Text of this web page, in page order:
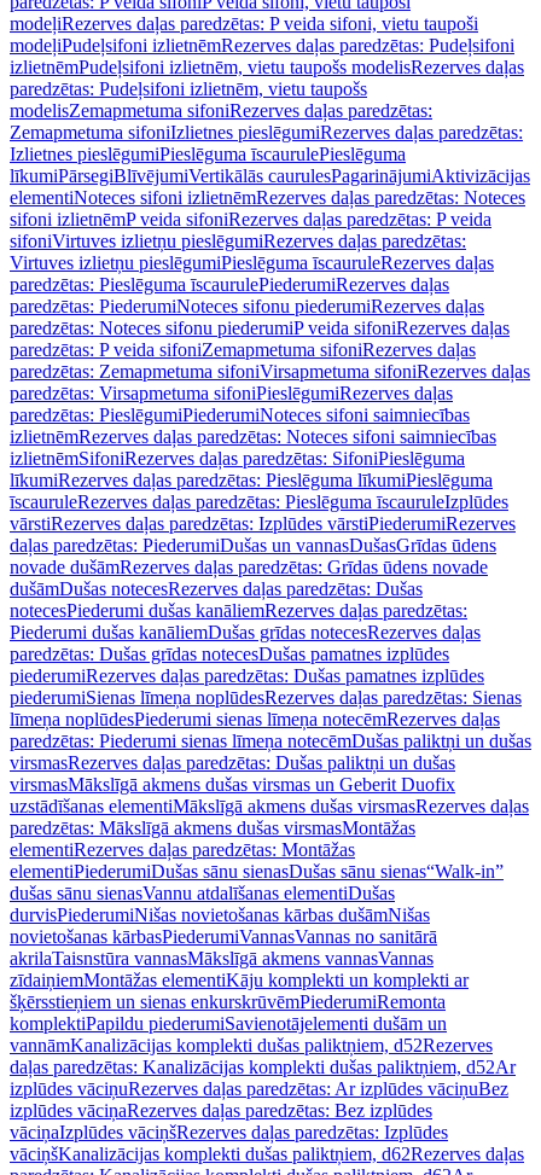
modeļiRezerves daļas paredzētas: P veida sifoni, vietu taupoši
modeļiPudeļsifoni izlietnēmRezerves daļas paredzētas: Pudeļsifoni
izlietnēmPudeļsifoni izlietnēm, vietu taupošs modelisRezerves daļas
paredzētas: Pudeļsifoni izlietnēm, vietu taupošs
modelisZemapmetuma sifoniRezerves daļas paredzētas:
Zemapmetuma sifoniIzlietnes pieslēgumiRezerves daļas paredzētas:
Izlietnes pieslēgumiPieslēguma īscaurulePieslēguma
līkumiPārsegiBlīvējumiVertikālās caurulesPagarinājumiAktivizācijas
elementiNoteces sifoni izlietnēmRezerves daļas paredzētas: Noteces
sifoni izlietnēmP veida sifoniRezerves daļas paredzētas: P veida
sifoniVirtuves izlietņu pieslēgumiRezerves daļas paredzētas:
Virtuves izlietņu pieslēgumiPieslēguma īscauruleRezerves daļas
paredzētas: Pieslēguma īscaurulePiederumiRezerves daļas
paredzētas: PiederumiNoteces sifonu piederumiRezerves daļas
paredzētas: Noteces sifonu piederumiP veida sifoniRezerves daļas
paredzētas: P veida sifoniZemapmetuma sifoniRezerves daļas
paredzētas: Zemapmetuma sifoniVirsapmetuma sifoniRezerves daļas
paredzētas: Virsapmetuma sifoniPieslēgumiRezerves daļas
paredzētas: PieslēgumiPiederumiNoteces sifoni saimniecības
izlietnēmRezerves daļas paredzētas: Noteces sifoni saimniecības
izlietnēmSifoniRezerves daļas paredzētas: SifoniPieslēguma
līkumiRezerves daļas paredzētas: Pieslēguma līkumiPieslēguma
īscauruleRezerves daļas paredzētas: Pieslēguma īscauruleIzplūdes
vārstiRezerves daļas paredzētas: Izplūdes vārstiPiederumiRezerves
daļas paredzētas: PiederumiDušas un vannasDušasGrīdas ūdens
novade dušāmRezerves daļas paredzētas: Grīdas ūdens novade
dušāmDušas notecesRezerves daļas paredzētas: Dušas
notecesPiederumi dušas kanāliemRezerves daļas paredzētas:
Piederumi dušas kanāliemDušas grīdas notecesRezerves daļas
paredzētas: Dušas grīdas notecesDušas pamatnes izplūdes
piederumiRezerves daļas paredzētas: Dušas pamatnes izplūdes
piederumiSienas līmeņa noplūdesRezerves daļas paredzētas: Sienas
līmeņa noplūdesPiederumi sienas līmeņa notecēmRezerves daļas
paredzētas: Piederumi sienas līmeņa notecēmDušas paliktņi un dušas
virsmasRezerves daļas paredzētas: Dušas paliktņi un dušas
virsmasMākslīgā akmens dušas virsmas un Geberit Duofix
uzstādīšanas elementiMākslīgā akmens dušas virsmasRezerves daļas
paredzētas: Mākslīgā akmens dušas virsmasMontāžas
elementiRezerves daļas paredzētas: Montāžas
elementiPiederumiDušas sānu sienasDušas sānu sienas“Walk-in”
dušas sānu sienasVannu atdalīšanas elementiDušas
durvisPiederumiNišas novietošanas kārbas dušāmNišas
novietošanas kārbasPiederumiVannasVannas no sanitārā
akrilaTaisnstūra vannasMākslīgā akmens vannasVannas
zīdaiņiemMontāžas elementiKāju komplekti un komplekti ar
šķērsstieņiem un sienas enkurskrūvēmPiederumiRemonta
komplektiPapildu piederumiSavienotājelementi dušām un
vannāmKanalizācijas komplekti dušas paliktņiem, d52Rezerves
daļas paredzētas: Kanalizācijas komplekti dušas paliktņiem, d52Ar
izplūdes vāciņuRezerves daļas paredzētas: Ar izplūdes vāciņuBez
izplūdes vāciņaRezerves daļas paredzētas: Bez izplūdes
vāciņaIzplūdes vāciņšRezerves daļas paredzētas: Izplūdes
vāciņšKanalizācijas komplekti dušas paliktņiem, d62Rezerves daļas